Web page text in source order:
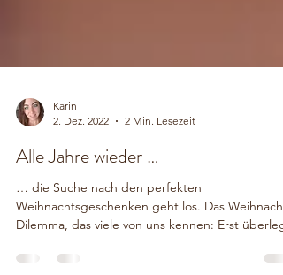
Karin
2. Dez. 2022
2 Min. Lesezeit
Alle Jahre wieder …
… die Suche nach den perfekten